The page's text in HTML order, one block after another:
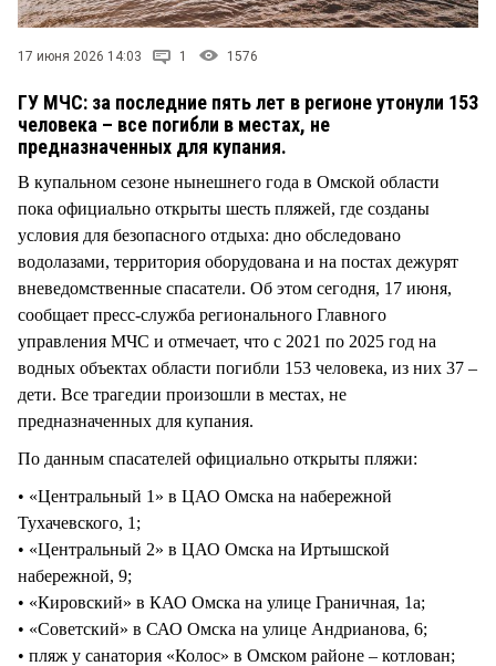
17 июня 2026 14:03 1 1576
ГУ МЧС: за последние пять лет в регионе утонули 153
человека – все погибли в местах, не
предназначенных для купания.
В купальном сезоне нынешнего года в Омской области
пока официально открыты шесть пляжей, где созданы
условия для безопасного отдыха: дно обследовано
водолазами, территория оборудована и на постах дежурят
вневедомственные спасатели. Об этом сегодня, 17 июня,
сообщает пресс-служба регионального Главного
управления МЧС и отмечает, что с 2021 по 2025 год на
водных объектах области погибли 153 человека, из них 37 –
дети. Все трагедии произошли в местах, не
предназначенных для купания.
По данным спасателей официально открыты пляжи:
• «Центральный 1» в ЦАО Омска на набережной
Тухачевского, 1;
• «Центральный 2» в ЦАО Омска на Иртышской
набережной, 9;
• «Кировский» в КАО Омска на улице Граничная, 1а;
• «Советский» в САО Омска на улице Андрианова, 6;
• пляж у санатория «Колос» в Омском районе – котлован;